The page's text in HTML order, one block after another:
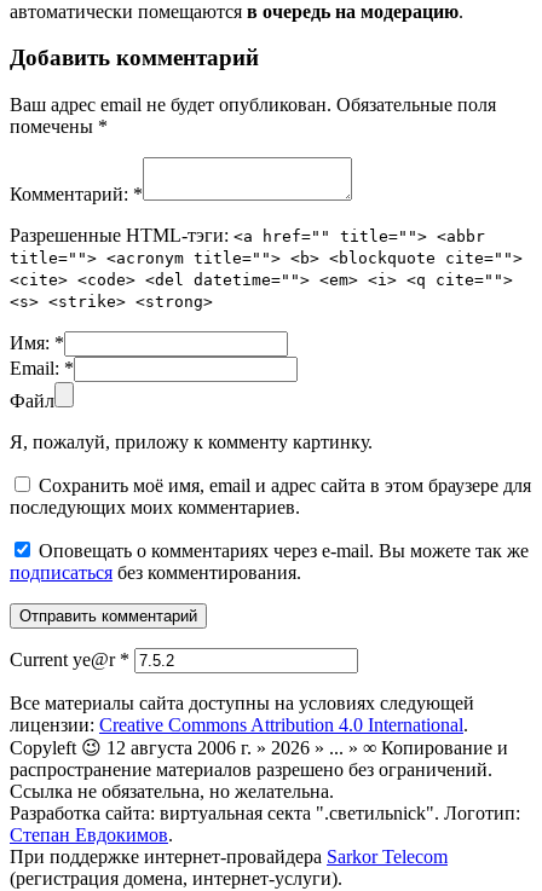
автоматически помещаются в очередь на модерацию.
Добавить комментарий
Ваш адрес email не будет опубликован. Обязательные поля
помечены *
Комментарий: *
Разрешенные HTML-тэги: <a href="" title=""> <abbr
title=""> <acronym title=""> <b> <blockquote cite="">
<cite> <code> <del datetime=""> <em> <i> <q cite="">
<s> <strike> <strong>
Имя: *
Email: *
Файл
Я, пожалуй, приложу к комменту картинку.
Сохранить моё имя, email и адрес сайта в этом браузере для
последующих моих комментариев.
Оповещать о комментариях через e-mail. Вы можете так же
подписаться без комментирования.
Current ye@r *
Все материалы сайта доступны на условиях следующей
лицензии: Creative Commons Attribution 4.0 International.
Copyleft 😉 12 августа 2006 г. » 2026 » ... » ∞ Копирование и
распространение материалов разрешено без ограничений.
Ссылка не обязательна, но желательна.
Разработка сайта: виртуальная секта ".светильnick". Логотип:
Степан Евдокимов.
При поддержке интернет-провайдера Sarkor Telecom
(регистрация домена, интернет-услуги).